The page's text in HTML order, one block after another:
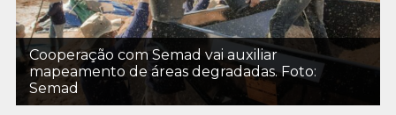
Cooperação com Semad vai auxiliar
mapeamento de áreas degradadas. Foto:
Semad